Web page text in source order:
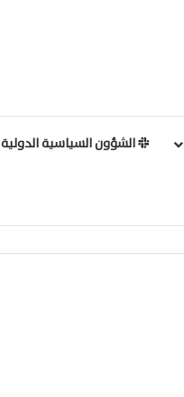
الشؤون السياسية الدولية